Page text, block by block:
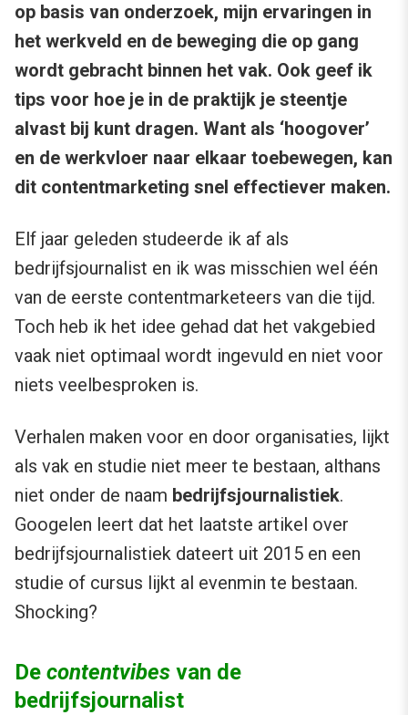
op basis van onderzoek, mijn ervaringen in
het werkveld en de beweging die op gang
wordt gebracht binnen het vak. Ook geef ik
tips voor hoe je in de praktijk je steentje
alvast bij kunt dragen. Want als ‘hoogover’
en de werkvloer naar elkaar toebewegen, kan
dit contentmarketing snel effectiever maken.
Elf jaar geleden studeerde ik af als
bedrijfsjournalist en ik was misschien wel één
van de eerste contentmarketeers van die tijd.
Toch heb ik het idee gehad dat het vakgebied
vaak niet optimaal wordt ingevuld en niet voor
niets veelbesproken is.
Verhalen maken voor en door organisaties, lijkt
als vak en studie niet meer te bestaan, althans
niet onder de naam bedrijfsjournalistiek.
Googelen leert dat het laatste artikel over
bedrijfsjournalistiek dateert uit 2015 en een
studie of cursus lijkt al evenmin te bestaan.
Shocking?
De contentvibes van de
bedrijfsjournalist